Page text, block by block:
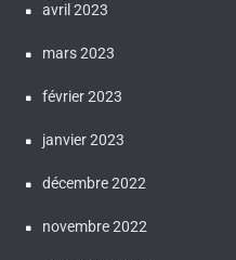
avril 2023
mars 2023
février 2023
janvier 2023
décembre 2022
novembre 2022